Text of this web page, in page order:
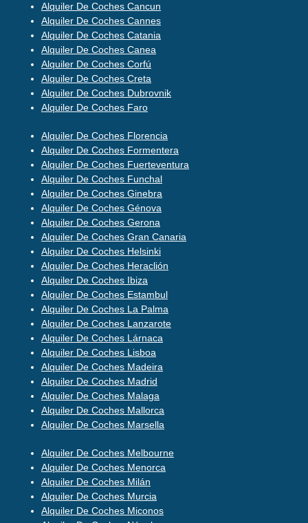
Alquiler De Coches Cancun
Alquiler De Coches Cannes
Alquiler De Coches Catania
Alquiler De Coches Canea
Alquiler De Coches Corfú
Alquiler De Coches Creta
Alquiler De Coches Dubrovnik
Alquiler De Coches Faro
Alquiler De Coches Florencia
Alquiler De Coches Formentera
Alquiler De Coches Fuerteventura
Alquiler De Coches Funchal
Alquiler De Coches Ginebra
Alquiler De Coches Génova
Alquiler De Coches Gerona
Alquiler De Coches Gran Canaria
Alquiler De Coches Helsinki
Alquiler De Coches Heraclión
Alquiler De Coches Ibiza
Alquiler De Coches Estambul
Alquiler De Coches La Palma
Alquiler De Coches Lanzarote
Alquiler De Coches Lárnaca
Alquiler De Coches Lisboa
Alquiler De Coches Madeira
Alquiler De Coches Madrid
Alquiler De Coches Malaga
Alquiler De Coches Mallorca
Alquiler De Coches Marsella
Alquiler De Coches Melbourne
Alquiler De Coches Menorca
Alquiler De Coches Milán
Alquiler De Coches Murcia
Alquiler De Coches Miconos